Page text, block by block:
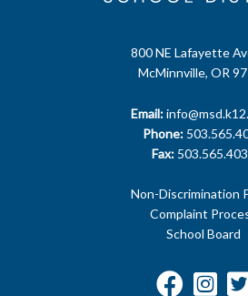
800 NE Lafayette
McMinnville, OR
Email:
Phone:
Fax:
Non-Discrimination
Complaint
School Board